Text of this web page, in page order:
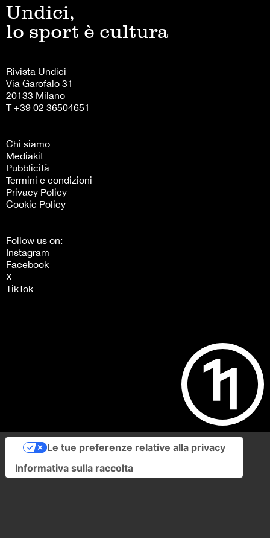
Undici,
lo sport è cultura
Rivista Undici
Via Garofalo 31
20133 Milano
T +39 02 36504651
Chi siamo
Mediakit
Pubblicità
Termini e condizioni
Privacy Policy
Cookie Policy
Follow us on:
Instagram
Facebook
X
TikTok
Informativa sulla raccolta
Le tue preferenze relative alla privacy